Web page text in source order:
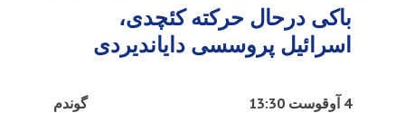
باکی درحال حرکته کئچدی،
اسرائیل پروسسی دایاندیردی
گوندم 4 آوقوست 13:30